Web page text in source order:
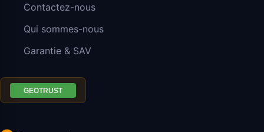
Contactez-nous
Qui sommes-nous
Garantie & SAV